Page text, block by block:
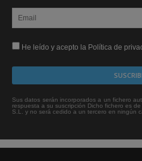
He leído y acepto la Política de
Sus datos serán incorporados a un fichero
respuesta a su suscripción Dicho fichero es
S.L. y no será cedido a un tercero en ningún